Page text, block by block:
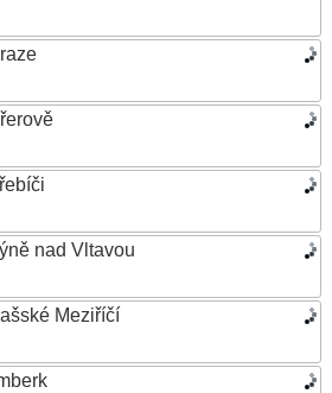
nad Vltavou
Meziříčí